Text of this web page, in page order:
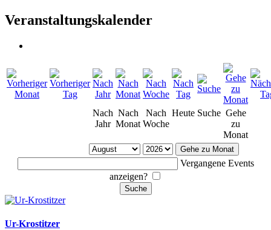
Veranstaltungskalender
Nach
Jahr
Nach
Monat
Nach
Woche
Heute Suche Gehe
zu
Monat
Gehe zu Monat
Vergangene Events
anzeigen?
Ur-Krostitzer